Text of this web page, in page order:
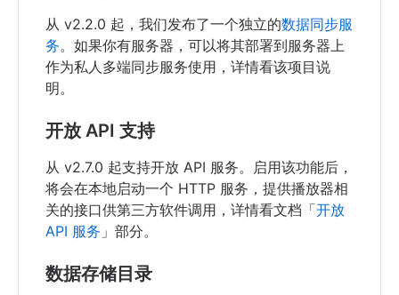
从 v2.2.0 起，我们发布了一个独立的数据同步服
务。如果你有服务器，可以将其部署到服务器上
作为私人多端同步服务使用，详情看该项目说
明。
开放 API 支持
从 v2.7.0 起支持开放 API 服务。启用该功能后，
将会在本地启动一个 HTTP 服务，提供播放器相
关的接口供第三方软件调用，详情看文档「开放
API 服务 」部分。
数据存储目录